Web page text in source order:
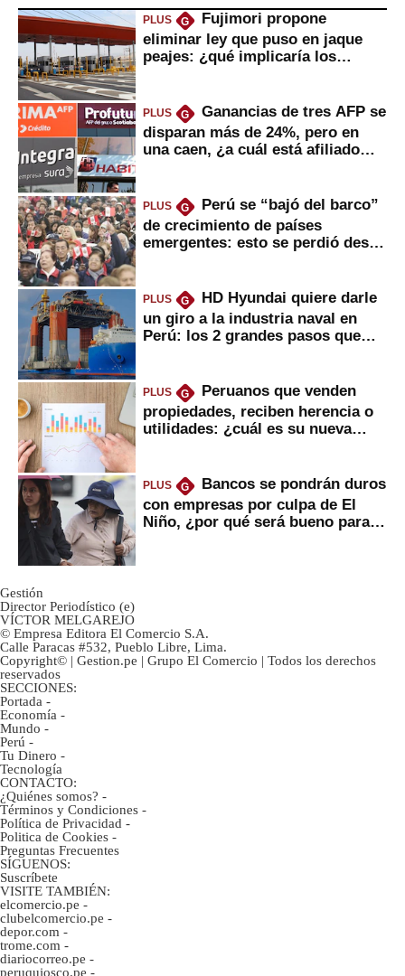
PLUS G
Fujimori propone
eliminar ley que puso en jaque
peajes: ¿qué implicaría los
PLUS G
Ganancias de tres AFP se
disparan más de 24%, pero en
una caen, ¿a cuál está afiliado
PLUS G
Perú se “bajó del barco”
de crecimiento de países
emergentes: esto se perdió desde
PLUS G
HD Hyundai quiere darle
un giro a la industria naval en
Perú: los 2 grandes pasos que
PLUS G
Peruanos que venden
propiedades, reciben herencia o
utilidades: ¿cuál es su nueva
PLUS G
Bancos se pondrán duros
con empresas por culpa de El
Niño, ¿por qué será bueno para
Gestión
Director Periodístico (e)
VÍCTOR MELGAREJO
© Empresa Editora El Comercio S.A.
Calle Paracas #532, Pueblo Libre, Lima.
Copyright© | Gestion.pe | Grupo El Comercio | Todos los derechos
reservados
SECCIONES:
Portada -
Economía -
Mundo -
Perú -
Tu Dinero -
Tecnología
CONTACTO:
¿Quiénes somos? -
Términos y Condiciones -
Política de Privacidad -
Politica de Cookies -
Preguntas Frecuentes
SÍGUENOS:
Suscríbete
VISITE TAMBIÉN:
elcomercio.pe -
clubelcomercio.pe -
depor.com -
trome.com -
diariocorreo.pe -
peruquiosco.pe -